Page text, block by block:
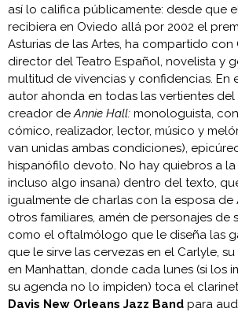
así lo califica públicamente: desde que
recibiera en Oviedo allá por 2002 el
Asturias de las Artes, ha compartido con
director del Teatro Español, novelista y
multitud de vivencias y confidencias. En
autor ahonda en todas las vertientes
creador deAnnie Hall: monologuista,
cómico, realizador, lector, músico y
van unidas ambas condiciones),
hispanófilo devoto. No hay quiebros a
incluso algo insana) dentro del texto,
igualmente de charlas con la esposa de
otros familiares, amén de personajes de
como el oftalmólogo que le diseña las
que le sirve las cervezas en el Carlyle,
en Manhattan, donde cada lunes (si los
su agenda no lo impiden) toca el
Davis New Orleans Jazz Band para